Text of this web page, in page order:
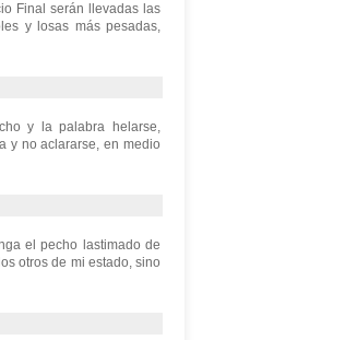
Final serán llevadas las
y losas más pesadas,
y la palabra helarse,
y no aclararse, en medio
el pecho lastimado de
otros de mi estado, sino